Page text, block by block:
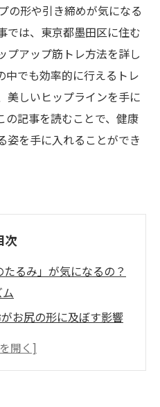
の形や引き締めが気になる
では、東京都墨田区に住む
プアップ筋トレ方法を詳し
中でも効率的に行えるトレ
美しいヒップラインを手に
の記事を読むことで、健康
姿を手に入れることができ
次
るみ」が気になるの？
お尻の形に及ぼす影響